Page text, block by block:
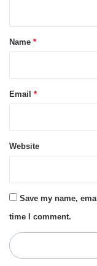
*
Name *
Email *
Website
Save my name,
time I comment.